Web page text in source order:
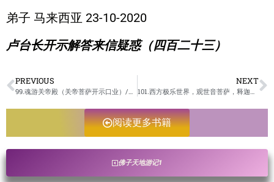
弟子 马来西亚 23-10-2020
卢台长开示解答来信疑惑（四百二十三）
PREVIOUS
99.魂游关帝殿（关帝菩萨开示口业）/佛子天地遊记-未成册
NEXT
101.西方极乐世界，观世音菩萨，释迦摩和师父开示/佛子天地遊记-未成册
阅读更多书籍
佛子天地游记1